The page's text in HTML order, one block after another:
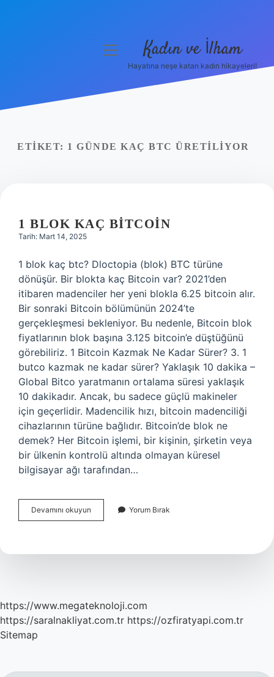
Yasal Uyarı
menüyü
Kadın ve İlham
Hayatına neşe katan kadın hikayeleri!
ETIKET: 1 GÜNDE KAÇ BTC ÜRETILIYOR
1 BLOK KAÇ BITCOIN
Tarih: Mart 14, 2025
1 blok kaç btc? Dloctopia (blok) BTC türüne
dönüşür. Bir blokta kaç Bitcoin var? 2021’den
itibaren madenciler her yeni blokla 6.25 bitcoin alır.
Bir sonraki Bitcoin bölümünün 2024’te
gerçekleşmesi bekleniyor. Bu nedenle, Bitcoin blok
fiyatlarının blok başına 3.125 bitcoin’e düştüğünü
görebiliriz. 1 Bitcoin Kazmak Ne Kadar Sürer? 3. 1
butco kazmak ne kadar sürer? Yaklaşık 10 dakika –
Global Bitco yaratmanın ortalama süresi yaklaşık
10 dakikadır. Ancak, bu sadece güçlü makineler
için geçerlidir. Madencilik hızı, bitcoin madenciliği
cihazlarının türüne bağlıdır. Bitcoin’de blok ne
demek? Her Bitcoin işlemi, bir kişinin, şirketin veya
bir ülkenin kontrolü altında olmayan küresel
bilgisayar ağı tarafından…
Devamını okuyun
Blok
Yorum Bırak
https://www.megateknoloji.com
https://saralnakliyat.com.tr https://ozfiratyapi.com.tr
Sitemap